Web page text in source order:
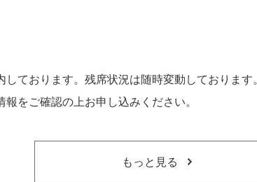
ております。残席状況は随時変動しております。
をご確認の上お申し込みください。
もっと見る